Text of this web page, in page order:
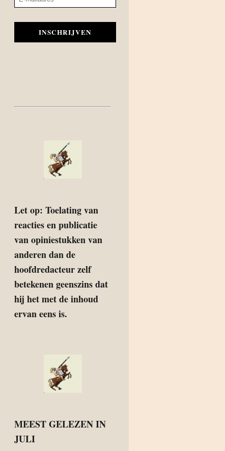
INSCHRIJVEN
Let op: Toelating van
reacties en publicatie
van opiniestukken van
anderen dan de
hoofdredacteur zelf
betekenen geenszins dat
hij het met de inhoud
ervan eens is.
MEEST GELEZEN IN
JULI